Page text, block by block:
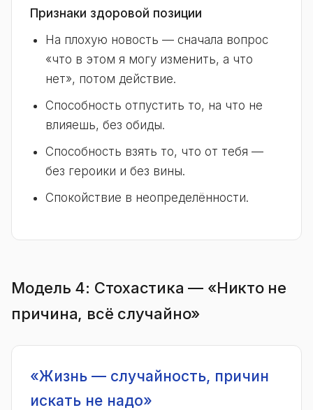
Признаки здоровой позиции
На плохую новость — сначала вопрос
«что в этом я могу изменить, а что
нет», потом действие.
Способность отпустить то, на что не
влияешь, без обиды.
Способность взять то, что от тебя —
без героики и без вины.
Спокойствие в неопределённости.
Модель 4: Стохастика — «Никто не
причина, всё случайно»
«Жизнь — случайность, причин
искать не надо»